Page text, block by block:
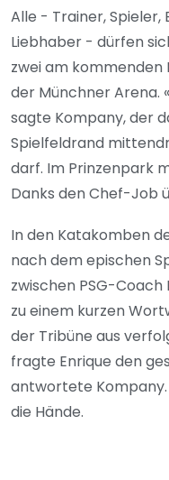
Alle - Trainer, Spieler,
Liebhaber - dürfen
zwei am kommenden
der Münchner Arena.
sagte Kompany, der
Spielfeldrand
darf. Im Prinzenpark
Danks den Chef-Job
In den Katakomben
nach dem epischen
zwischen PSG-Coach
zu einem kurzen
der Tribüne aus
fragte Enrique den
antwortete
die Hände.